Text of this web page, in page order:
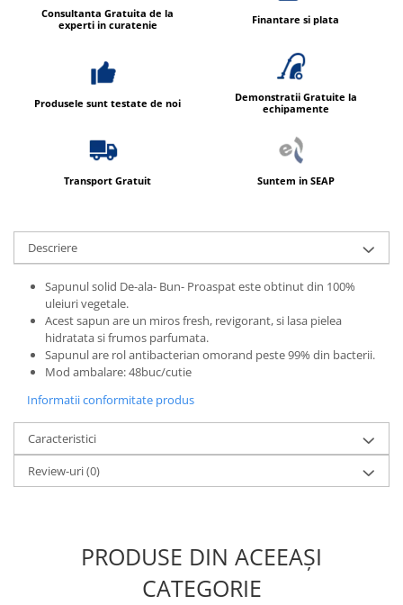
Produse ingrijire personala
Sampon si gel de dus
Sapun lichid
Sapun spuma
Consumabile hartie
Cearceaf hartie & cearceaf hartie
Hartie igienica
Prosoape hartie pliate
Pungi igienice
Role hartie industriala
Role prosop hartie
Servetele masa & faciale
Odorizante profesionale
Aparate odorizante profesionale
Odorizant toalera, wc
Site odorizante pisoar
Consultanta Gratuita de la
experti in curatenie
Finantare si plata
Produsele sunt testate de noi
Demonstratii Gratuite la
echipamente
Transport Gratuit Suntem in SEAP
Descriere
Sapunul solid De-ala- Bun- Proaspat este obtinut din 100%
uleiuri vegetale.
Acest sapun are un miros fresh, revigorant, si lasa pielea
hidratata si frumos parfumata.
Sapunul are rol antibacterian omorand peste 99% din bacterii.
Mod ambalare: 48buc/cutie
Informatii conformitate produs
Caracteristici
Review-uri(0)
PRODUSE DIN ACEEAȘI
CATEGORIE